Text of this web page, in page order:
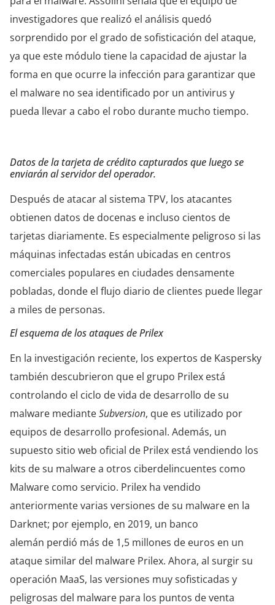
investigadores que realizó el análisis quedó
sorprendido por el grado de sofisticación del ataque,
ya que este módulo tiene la capacidad de ajustar la
forma en que ocurre la infección para garantizar que
el malware no sea identificado por un antivirus y
pueda llevar a cabo el robo durante mucho tiempo.
Datos de la tarjeta de crédito capturados que luego se
enviarán al servidor del operador.
Después de atacar al sistema TPV, los atacantes
obtienen datos de docenas e incluso cientos de
tarjetas diariamente. Es especialmente peligroso si las
máquinas infectadas están ubicadas en centros
comerciales populares en ciudades densamente
pobladas, donde el flujo diario de clientes puede llegar
a miles de personas.
El esquema de los ataques de Prilex
En la investigación reciente, los expertos de Kaspersky
también descubrieron que el grupo Prilex está
controlando el ciclo de vida de desarrollo de su
malware medianteSubversion, que es utilizado por
equipos de desarrollo profesional. Además, un
supuesto sitio web oficial de Prilex está vendiendo los
kits de su malware a otros ciberdelincuentes como
Malware como servicio. Prilex ha vendido
anteriormente varias versiones de su malware en la
Darknet; por ejemplo, en 2019, un banco
alemán perdió más de 1,5 millones de euros en un
ataque similar del malware Prilex. Ahora, al surgir su
operación MaaS, las versiones muy sofisticadas y
peligrosas del malware para los puntos de venta